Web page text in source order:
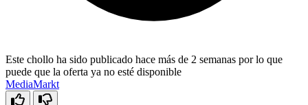
Este chollo ha sido publicado hace más de 2 semanas por lo que
puede que la oferta ya no esté disponible
MediaMarkt